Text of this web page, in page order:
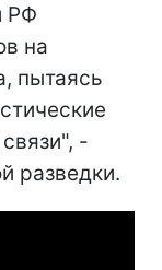
РФ
на
пытаясь
-
разведки.